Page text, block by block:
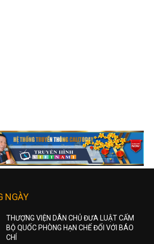
NGÀY
THƯỢNG VIỆN DÂN CHỦ ĐƯA LUẬT CẤM
BỘ QUỐC PHÒNG HẠN CHẾ ĐỐI VỚI BÁO
CHÍ